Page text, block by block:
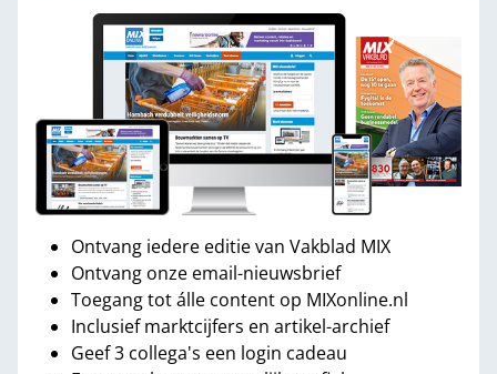
Ontvang iedere editie van Vakblad MIX
Ontvang onze email-nieuwsbrief
Toegang tot álle content op MIXonline.nl
Inclusief marktcijfers en artikel-archief
Geef 3 collega's een login cadeau